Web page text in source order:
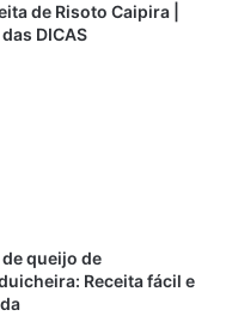
de Risoto Caipira |
DICAS
de queijo de
Receita fácil e